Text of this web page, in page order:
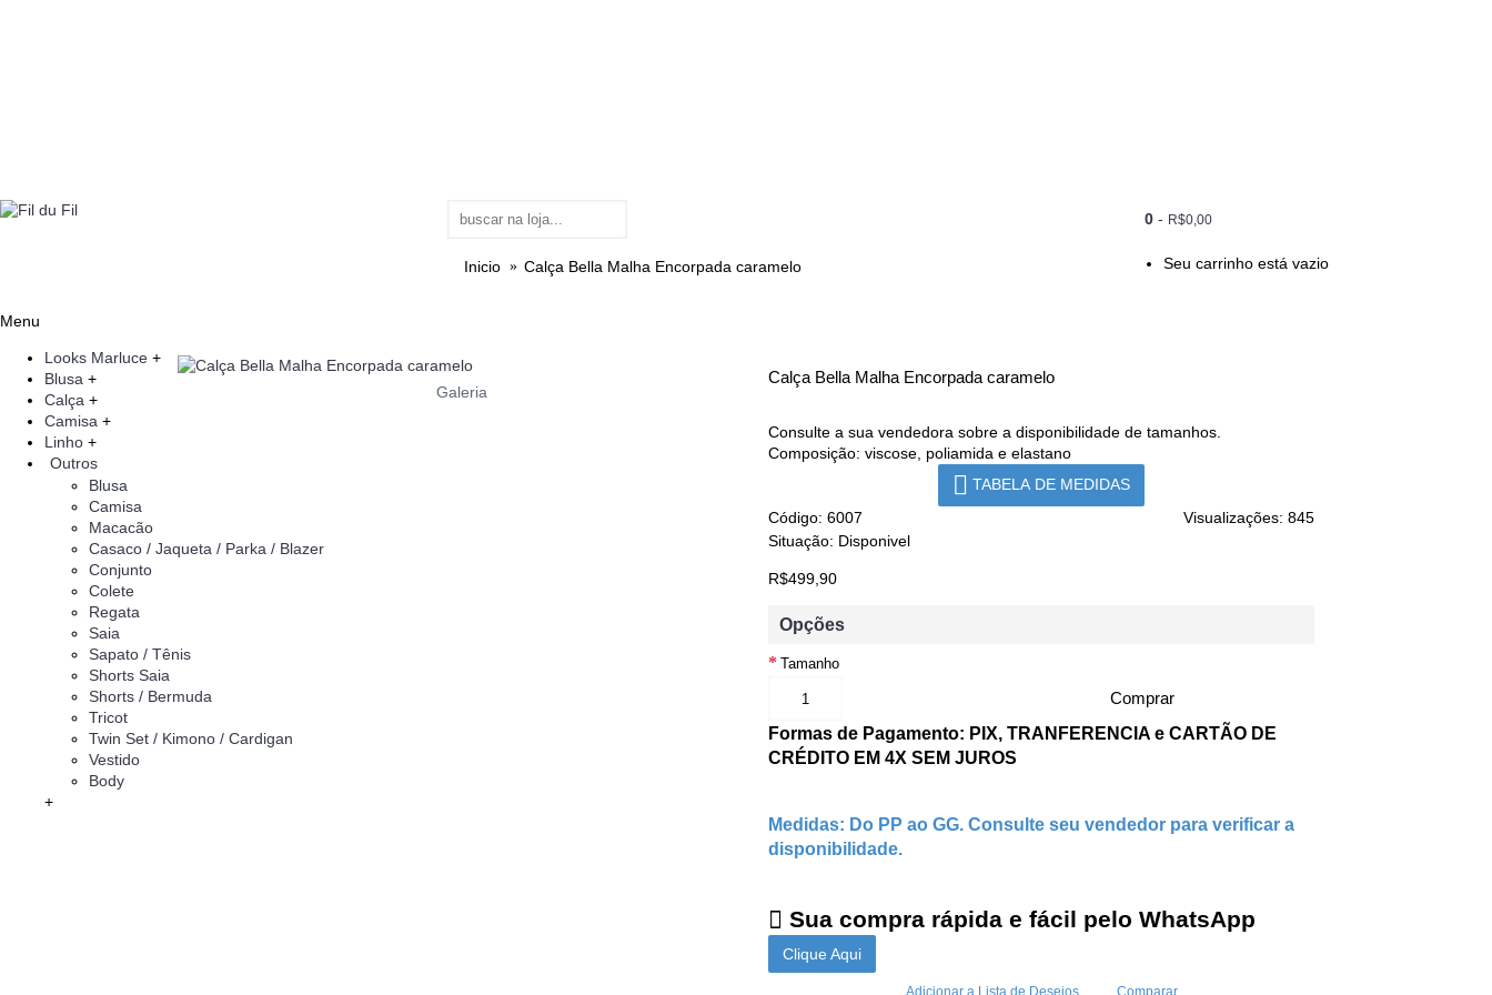
0- R$0,00
Seu carrinho está vazio
Menu
Looks Marluce +
Blusa +
Calça +
Camisa +
Linho +
Outros
Blusa
Camisa
Macacão
Casaco / Jaqueta / Parka / Blazer
Conjunto
Colete
Regata
Saia
Sapato / Tênis
Shorts Saia
Shorts / Bermuda
Tricot
Twin Set / Kimono / Cardigan
Vestido
Body
+
Inicio Calça Bella Malha Encorpada caramelo
Galeria
Calça Bella Malha Encorpada caramelo
Consulte a sua vendedora sobre a disponibilidade de tamanhos.
Composição: viscose, poliamida e elastano
TABELA DE MEDIDAS
Visualizações: 845
Código: 6007
Situação: Disponivel
R$499,90
Opções
Tamanho
Comprar
Formas de Pagamento: PIX, TRANFERENCIA e CARTÃO DE
CRÉDITO EM 4X SEM JUROS
Medidas: Do PP ao GG. Consulte seu vendedor para verificar a
disponibilidade.
Sua compra rápida e fácil pelo WhatsApp
Clique Aqui
Adicionar a Lista de Desejos Comparar